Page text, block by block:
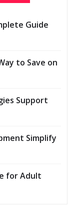
Guide
to Save on
Support
Simplify
for Adult